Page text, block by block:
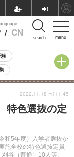
menu
/ CN search
験
校受験
特色選抜の定
和5年度）入学者選抜か
施全校の特色選抜定員
谷（普通）10人等。
2022.11.18 Fri 11:45